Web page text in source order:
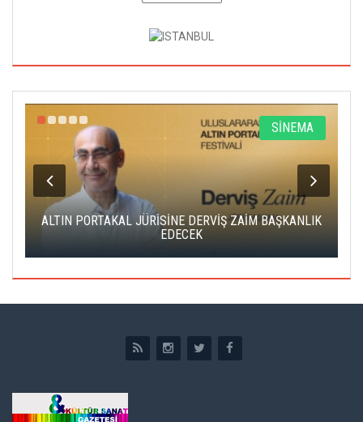
SİNEMA
ALTIN PORTAKAL JÜRİSİNE DERVİŞ ZAİM BAŞKANLIK
EDECEK